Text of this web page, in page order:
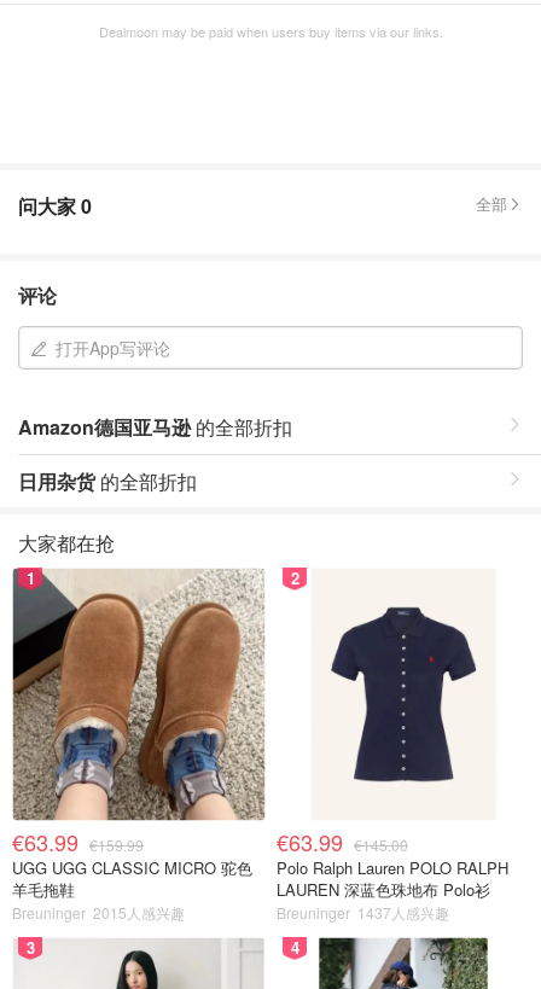
Dealmoon may be paid when users buy items via our links.
问大家0 全部
评论
打开App写评论
Amazon德国亚马逊的全部折扣
日用杂货的全部折扣
大家都在抢
1
€63.99 €159.99
UGG UGG CLASSIC MICRO 驼色
羊毛拖鞋
Breuninger 2015人感兴趣
2
€63.99 €145.00
Polo Ralph Lauren POLO RALPH
LAUREN 深蓝色珠地布 Polo衫
Breuninger 1437人感兴趣
3 4